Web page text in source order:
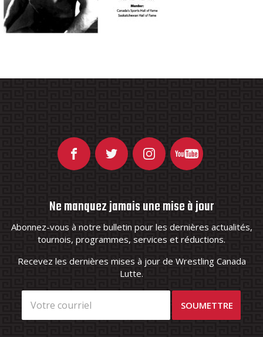
Ne manquez jamais une mise à jour
Abonnez-vous à notre bulletin pour les dernières actualités,
tournois, programmes, services et réductions.
Recevez les dernières mises à jour de Wrestling Canada
Lutte.